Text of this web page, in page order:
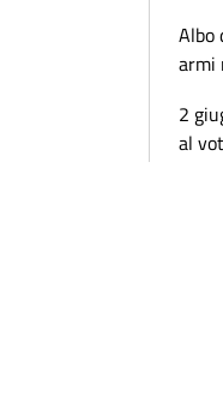
Albo
armi
2
al